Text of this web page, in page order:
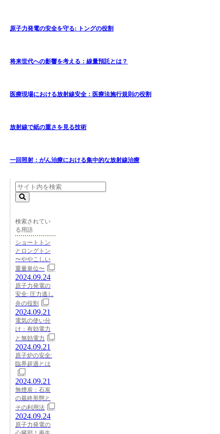
原子力発電の安全を守る: トングの役割
将来世代への影響を考える：線量預託とは？
医療現場における放射線安全：医療法施行規則の役割
放射線で紙の重さを見る技術
一回照射：がん治療における集中的な放射線治療
検索されてい
る用語
ショートトン
とロングトン
〜ややこしい
重量単位〜
2024.09.24
原子力発電の
安全: 圧力逃し
弁の役割
2024.09.21
電気の使い分
け：有効電力
と無効電力
2024.09.21
原子炉の安全:
臨界超過とは
2024.09.21
無煙炭：石炭
の最終形態と
その利用法
2024.09.24
原子力発電の